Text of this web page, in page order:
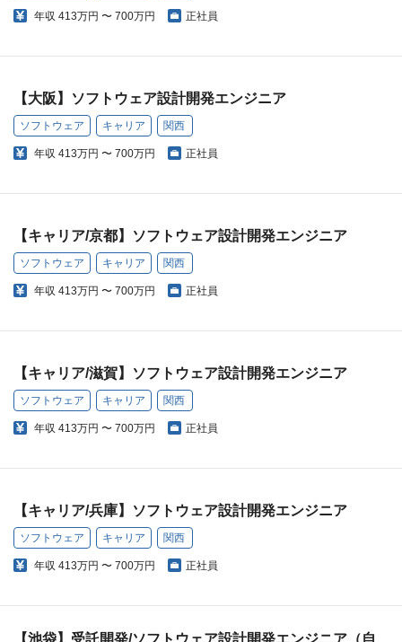
年収 413万円 〜 700万円 正社員
【大阪】ソフトウェア設計開発エンジニア
ソフトウェア キャリア 関西
年収 413万円 〜 700万円 正社員
【キャリア/京都】ソフトウェア設計開発エンジニア
ソフトウェア キャリア 関西
年収 413万円 〜 700万円 正社員
【キャリア/滋賀】ソフトウェア設計開発エンジニア
ソフトウェア キャリア 関西
年収 413万円 〜 700万円 正社員
【キャリア/兵庫】ソフトウェア設計開発エンジニア
ソフトウェア キャリア 関西
年収 413万円 〜 700万円 正社員